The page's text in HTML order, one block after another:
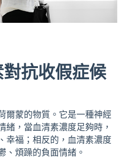
抗收假症候
爾蒙的物質。它是一種神經
緒，當血清素濃度足夠時，
幸福；相反的，血清素濃度
、煩躁的負面情緒。